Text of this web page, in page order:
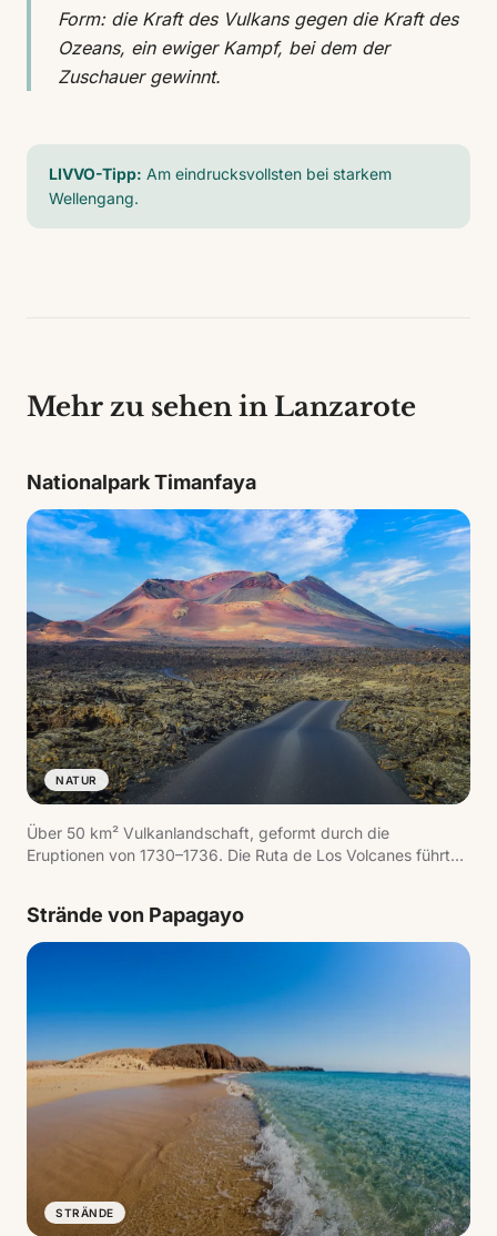
Form: die Kraft des Vulkans gegen die Kraft des
Ozeans, ein ewiger Kampf, bei dem der
Zuschauer gewinnt.
LIVVO-Tipp: Am eindrucksvollsten bei starkem
Wellengang.
Mehr zu sehen in Lanzarote
Nationalpark Timanfaya
NATUR
Über 50 km² Vulkanlandschaft, geformt durch die
Eruptionen von 1730–1736. Die Ruta de Los Volcanes führt
geothermischen Demonstrationen am Islote de Hilario sind
ein Muss.
Strände von Papagayo
STRÄNDE